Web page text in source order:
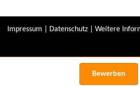
Bewerben
Impressum Datenschutz Weitere